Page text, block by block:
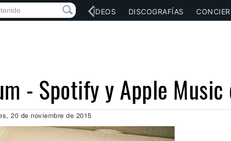
SOCIAL MÚSICA VÍDEOS DISCOGRAFÍAS
- Spotify y Apple
20 de noviembre de 2015